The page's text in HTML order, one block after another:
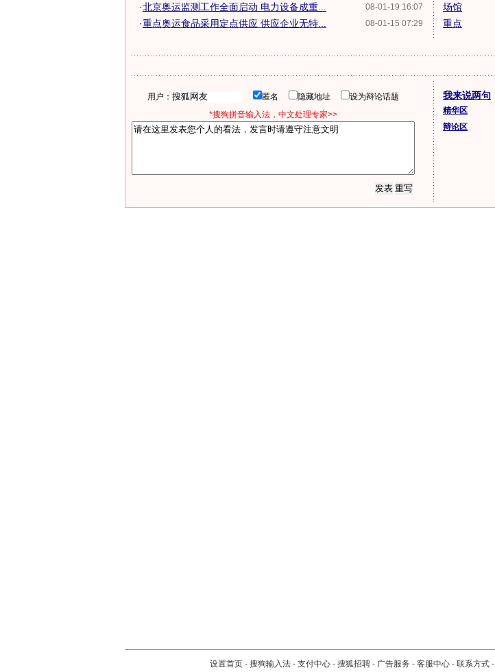
08-01-19 16:07
·北京奥运监测工作全面启动 电力设备成重...
08-01-15 07:29
·重点奥运食品采用定点供应 供应企业无特...
场馆
重点
用户： 匿名 隐藏地址
设为辩论话题
*搜狗拼音输入法，中文处理专家>>
我来说两句
精华区
辩论区
设置首页 - 搜狗输入法 - 支付中心 - 搜狐招聘 - 广告服务 - 客服中心 - 联系方式 -